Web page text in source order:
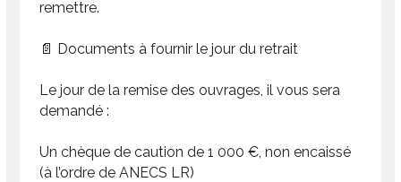
remettre.
📄 Documents à fournir le jour du retrait
Le jour de la remise des ouvrages, il vous sera
demandé :
Un chèque de caution de 1 000 €, non encaissé
(à l’ordre de ANECS LR)